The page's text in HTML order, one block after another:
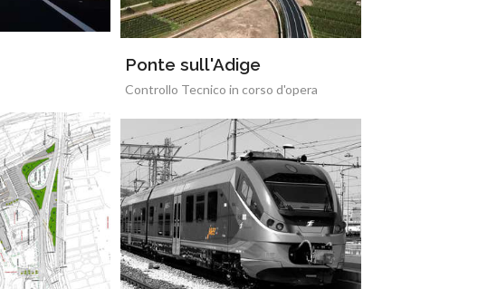
Ponte sull'Adige
Controllo Tecnico in corso d'opera